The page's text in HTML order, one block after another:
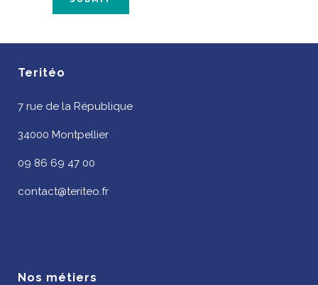
Teritéo
7 rue de la République
34000 Montpellier
09 86 69 47 00
contact@teriteo.fr
Nos métiers